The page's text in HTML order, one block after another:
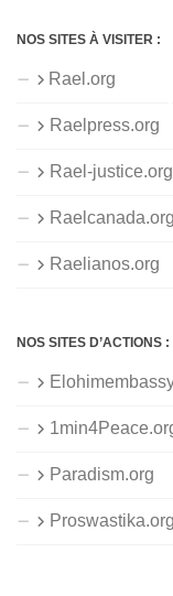
NOS SITES À VISITER :
Rael.org
Raelpress.org
Rael-
Raelianos.org
NOS SITES D’ACTIONS :
Paradism.org